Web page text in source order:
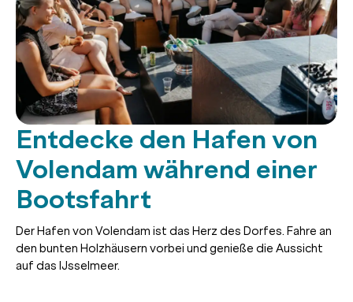
Entdecke den Hafen von
Volendam während einer
Bootsfahrt
Der Hafen von Volendam ist das Herz des Dorfes. Fahre an
den bunten Holzhäusern vorbei und genieße die Aussicht
auf das IJsselmeer.